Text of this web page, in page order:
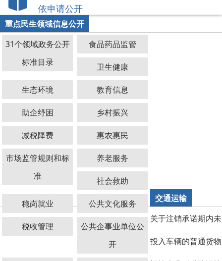
依申请公开
重点民生领域信息公开
31个领域政务公开
标准目录
食品药品监管
卫生健康
生态环境 教育信息
助企纾困 乡村振兴
减税降费 惠农惠民
市场监管规则和标
准
养老服务
社会救助
稳岗就业 公共文化服务
税收管理
公共企事业单位公
开
交通运输
关于注销承诺期内未
投入车辆的普通货物